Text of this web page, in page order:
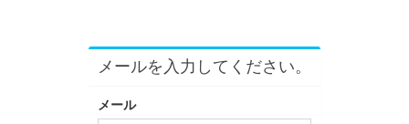
メールを入力してください。
メール